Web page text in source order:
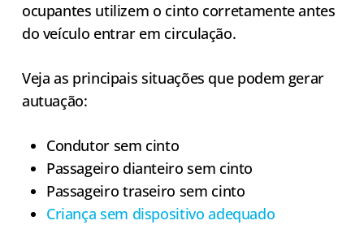
ocupantes utilizem o cinto corretamente antes
do veículo entrar em circulação.
Veja as principais situações que podem gerar
autuação:
Condutor sem cinto
Passageiro dianteiro sem cinto
Passageiro traseiro sem cinto
Criança sem dispositivo adequado